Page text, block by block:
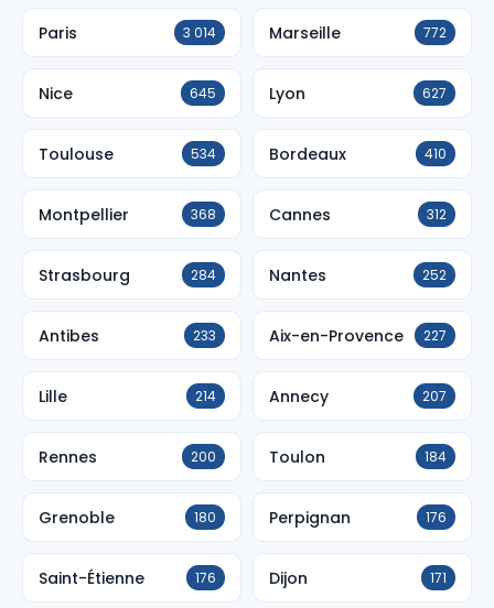
Paris 3 014 Marseille 772
Nice 645 Lyon 627
Toulouse 534 Bordeaux 410
Montpellier 368 Cannes 312
Strasbourg 284 Nantes 252
Antibes 233 Aix-en-Provence 227
Lille 214 Annecy 207
Rennes 200 Toulon 184
Grenoble 180 Perpignan 176
Saint-Étienne 176 Dijon 171